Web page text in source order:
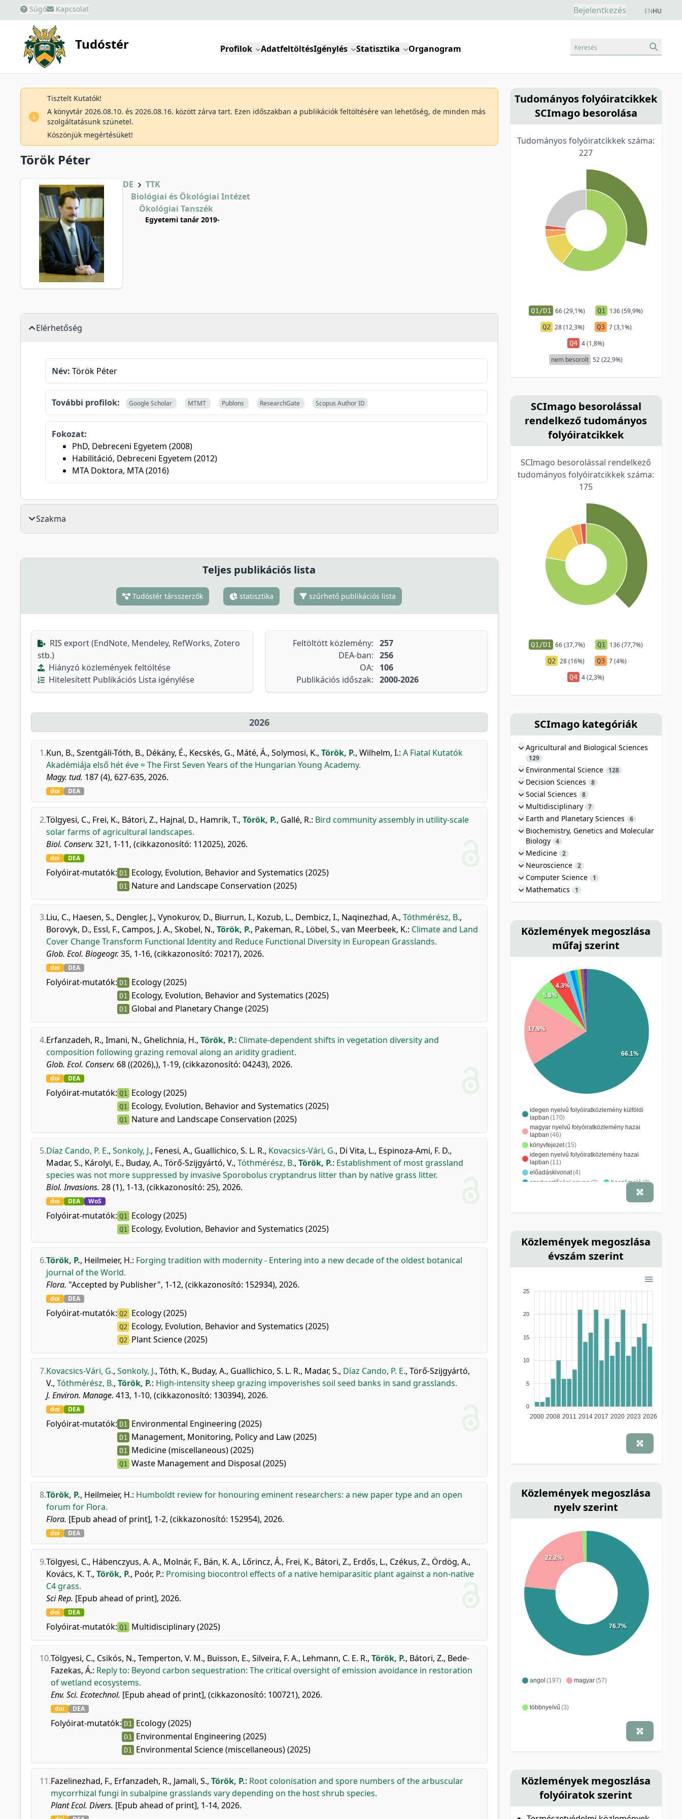
Súgó Kapcsolat Bejelentkezés ENHU
Tudóstér Profilok AdatfeltöltésIgénylés Statisztika Organogram Keresés
Tisztelt Kutatók!
A könyvtár 2026.08.10. és 2026.08.16. között zárva tart. Ezen időszakban a publikációk feltöltésére van lehetőség, de minden más
szolgáltatásunk szünetel.
Köszönjük megértésüket!
Török Péter
DE
TTK
Biológiai és Ökológiai Intézet
Ökológiai Tanszék
Egyetemi tanár 2019-
Elérhetőség
Név: Török Péter
További profilok: Google Scholar MTMT Publons ResearchGate Scopus Author ID
Fokozat:
PhD, Debreceni Egyetem (2008)
Habilitáció, Debreceni Egyetem (2012)
MTA Doktora, MTA (2016)
Szakma
Teljes publikációs lista
Tudóstér társszerzők statisztika szűrhető publikációs lista
RIS export (EndNote, Mendeley, RefWorks, Zotero
stb.)
Hiányzó közlemények feltöltése
Hitelesített Publikációs Lista igénylése
Feltöltött közlemény: 257
DEA-ban: 256
OA:
106
Publikációs időszak: 2000-2026
2026
1.Kun, B., Szentgáli-Tóth, B., Dékány, É., Kecskés, G., Máté, Á., Solymosi, K., Török, P., Wilhelm, I.: A Fiatal Kutatók
Akadémiája első hét éve = The First Seven Years of the Hungarian Young Academy.
Magy. tud. 187 (4), 627-635, 2026.
doi DEA
2.Tölgyesi, C., Frei, K., Bátori, Z., Hajnal, D., Hamrik, T., Török, P., Gallé, R.: Bird community assembly in utility-scale
solar farms of agricultural landscapes.
Biol. Conserv. 321, 1-11, (cikkazonosító: 112025), 2026.
doi DEA
Folyóirat-mutatók: D1 Ecology, Evolution, Behavior and Systematics (2025)
D1 Nature and Landscape Conservation (2025)
3.Liu, C., Haesen, S., Dengler, J., Vynokurov, D., Biurrun, I., Kozub, L., Dembicz, I., Naqinezhad, A., Tóthmérész, B.,
Borovyk, D., Essl, F., Campos, J. A., Skobel, N., Török, P., Pakeman, R., Löbel, S., van Meerbeek, K.: Climate and Land
Cover Change Transform Functional Identity and Reduce Functional Diversity in European Grasslands.
Glob. Ecol. Biogeogr. 35, 1-16, (cikkazonosító: 70217), 2026.
doi DEA
Folyóirat-mutatók: D1 Ecology (2025)
D1 Ecology, Evolution, Behavior and Systematics (2025)
D1 Global and Planetary Change (2025)
4.Erfanzadeh, R., Imani, N., Ghelichnia, H., Török, P.: Climate-dependent shifts in vegetation diversity and
composition following grazing removal along an aridity gradient.
Glob. Ecol. Conserv. 68 ((2026),), 1-19, (cikkazonosító: 04243), 2026.
doi DEA
Folyóirat-mutatók: Q1 Ecology (2025)
Q1 Ecology, Evolution, Behavior and Systematics (2025)
Q1 Nature and Landscape Conservation (2025)
5.Díaz Cando, P. E., Sonkoly, J., Fenesi, A., Guallichico, S. L. R., Kovacsics-Vári, G., Di Vita, L., Espinoza-Ami, F. D.,
Madar, S., Károlyi, E., Buday, A., Törő-Szijgyártó, V., Tóthmérész, B., Török, P.: Establishment of most grassland
species was not more suppressed by invasive Sporobolus cryptandrus litter than by native grass litter.
Biol. Invasions. 28 (1), 1-13, (cikkazonosító: 25), 2026.
doi DEA WoS
Folyóirat-mutatók: Q1 Ecology (2025)
Q1 Ecology, Evolution, Behavior and Systematics (2025)
6.Török, P., Heilmeier, H.: Forging tradition with modernity - Entering into a new decade of the oldest botanical
journal of the World.
Flora. "Accepted by Publisher", 1-12, (cikkazonosító: 152934), 2026.
doi DEA
Folyóirat-mutatók: Q2 Ecology (2025)
Q2 Ecology, Evolution, Behavior and Systematics (2025)
Q2 Plant Science (2025)
7.Kovacsics-Vári, G., Sonkoly, J., Tóth, K., Buday, A., Guallichico, S. L. R., Madar, S., Díaz Cando, P. E., Törő-Szijgyártó,
V., Tóthmérész, B., Török, P.: High-intensity sheep grazing impoverishes soil seed banks in sand grasslands.
J. Environ. Manage. 413, 1-10, (cikkazonosító: 130394), 2026.
doi DEA
Folyóirat-mutatók: D1 Environmental Engineering (2025)
D1 Management, Monitoring, Policy and Law (2025)
D1 Medicine (miscellaneous) (2025)
Q1 Waste Management and Disposal (2025)
8.Török, P., Heilmeier, H.: Humboldt review for honouring eminent researchers: a new paper type and an open
forum for Flora.
Flora. [Epub ahead of print], 1-2, (cikkazonosító: 152954), 2026.
doi DEA
9.Tölgyesi, C., Hábenczyus, A. A., Molnár, F., Bán, K. A., Lőrincz, Á., Frei, K., Bátori, Z., Erdős, L., Czékus, Z., Ördög, A.,
Kovács, K. T., Török, P., Poór, P.: Promising biocontrol effects of a native hemiparasitic plant against a non-native
C4 grass.
Sci Rep. [Epub ahead of print], 2026.
doi DEA
Folyóirat-mutatók: Q1 Multidisciplinary (2025)
10.Tölgyesi, C., Csikós, N., Temperton, V. M., Buisson, E., Silveira, F. A., Lehmann, C. E. R., Török, P., Bátori, Z., Bede-
Fazekas, Á.: Reply to: Beyond carbon sequestration: The critical oversight of emission avoidance in restoration
of wetland ecosystems.
Env. Sci. Ecotechnol. [Epub ahead of print], (cikkazonosító: 100721), 2026.
doi DEA
Folyóirat-mutatók: D1 Ecology (2025)
D1 Environmental Engineering (2025)
D1 Environmental Science (miscellaneous) (2025)
11.Fazelinezhad, F., Erfanzadeh, R., Jamali, S., Török, P.: Root colonisation and spore numbers of the arbuscular
mycorrhizal fungi in subalpine grasslands vary depending on the host shrub species.
Plant Ecol. Divers. [Epub ahead of print], 1-14, 2026.
Tudományos folyóiratcikkek
SCImago besorolása
Tudományos folyóiratcikkek száma:
227
Q1/D1 66 (29,1%) Q1 136 (59,9%)
Q2 28 (12,3%) Q3 7 (3,1%)
Q4 4 (1,8%)
nem besorolt 52 (22,9%)
SCImago besorolással
rendelkező tudományos
folyóiratcikkek
SCImago besorolással rendelkező
tudományos folyóiratcikkek száma:
175
Q1/D1 66 (37,7%) Q1 136 (77,7%)
Q2 28 (16%) Q3 7 (4%)
Q4 4 (2,3%)
SCImago kategóriák
Agricultural and Biological Sciences
129
Environmental Science 128
Decision Sciences 8
Social Sciences 8
Multidisciplinary 7
Earth and Planetary Sciences 6
Biochemistry, Genetics and Molecular
Biology 4
Medicine 2
Neuroscience 2
Computer Science 1
Mathematics 1
Közlemények megoszlása
műfaj szerint
idegen nyelvű folyóiratközlemény külföldi
lapban (170)
magyar nyelvű folyóiratközlemény hazai
lapban (46)
könyvfejezet(15)
idegen nyelvű folyóiratközlemény hazai
lapban (11)
előadáskivonat(4)
szerkesztőségi anyag (3) beszámoló(2)
monográfia(1)
szakkönyv(1)
66.1%
17.9%
5.8%
4.3%
Közlemények megoszlása
évszám szerint
25
20
15
10
5
0
2000 2008 2011 2014 2017 2020 2023 2026
Közlemények megoszlása
nyelv szerint
angol (197) magyar(57)
többnyelvű (3)
76.7%
22.2%
Közlemények megoszlása
folyóiratok szerint